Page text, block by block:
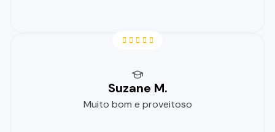
Suzane M.
Muito bom e proveitoso